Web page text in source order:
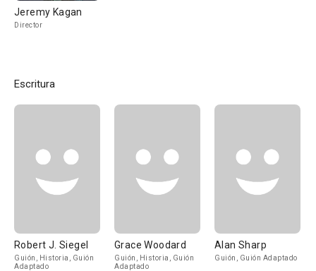
Jeremy Kagan
Director
Escritura
Robert J. Siegel
Guión, Historia, Guión
Adaptado
Grace Woodard
Guión, Historia, Guión
Adaptado
Alan Sharp
Guión, Guión Adaptado